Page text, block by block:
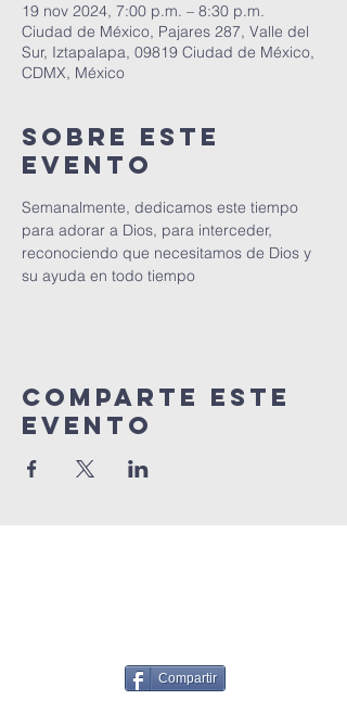
19 nov 2024, 7:00 p.m. – 8:30 p.m.
Ciudad de México, Pajares 287, Valle del
Sur, Iztapalapa, 09819 Ciudad de México,
CDMX, México
Sobre este
evento
Semanalmente, dedicamos este tiempo
para adorar a Dios, para interceder,
reconociendo que necesitamos de Dios y
su ayuda en todo tiempo
Comparte este
Evento
Compartir